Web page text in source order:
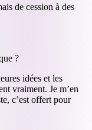
de cession à des
?
idées et les
vraiment. Je m’en
c’est offert pour